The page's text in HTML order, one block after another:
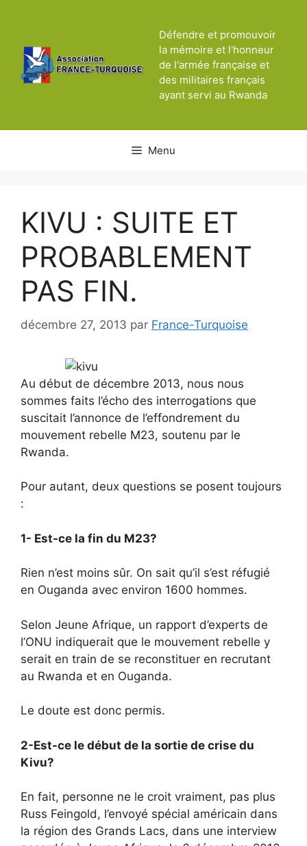
Défendre et promouvoir
la mémoire et l'honneur
de l'armée française et
des militaires français
ayant servi au Rwanda
Menu
KIVU : SUITE ET
PROBABLEMENT
PAS FIN.
décembre 27, 2013 par France-Turquoise
Au début de décembre 2013, nous nous
sommes faits l’écho des interrogations que
suscitait l’annonce de l’effondrement du
mouvement rebelle M23, soutenu par le
Rwanda.
Pour autant, deux questions se posent toujours
:
1- Est-ce la fin du M23?
Rien n’est moins sûr. On sait qu’il s’est réfugié
en Ouganda avec environ 1600 hommes.
Selon Jeune Afrique, un rapport d’experts de
l’ONU indiquerait que le mouvement rebelle y
serait en train de se reconstituer en recrutant
au Rwanda et en Ouganda.
Le doute est donc permis.
2-Est-ce le début de la sortie de crise du
Kivu?
En fait, personne ne le croit vraiment, pas plus
Russ Feingold, l’envoyé spécial américain dans
la région des Grands Lacs, dans une interview